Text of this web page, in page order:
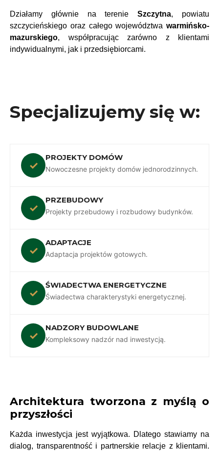
Działamy głównie na terenieSzczytna, powiatu
szczycieńskiego oraz całego województwa warmińsko-
mazurskiego, współpracując zarówno z klientami
indywidualnymi, jak i przedsiębiorcami.
Specjalizujemy się w:
✓
PROJEKTY DOMÓW
Nowoczesne projekty domów jednorodzinnych.
✓
PRZEBUDOWY
Projekty przebudowy i rozbudowy budynków.
✓
ADAPTACJE
Adaptacja projektów gotowych.
✓
ŚWIADECTWA ENERGETYCZNE
Świadectwa charakterystyki energetycznej.
✓
NADZORY BUDOWLANE
Kompleksowy nadzór nad inwestycją.
Architektura tworzona z myślą o
przyszłości
Każda inwestycja jest wyjątkowa. Dlatego stawiamy na
dialog, transparentność i partnerskie relacje z klientami.